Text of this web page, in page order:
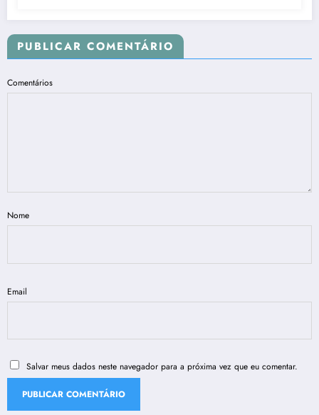
PUBLICAR COMENTÁRIO
Comentários
Nome
Email
Salvar meus dados neste navegador para a próxima vez que eu comentar.